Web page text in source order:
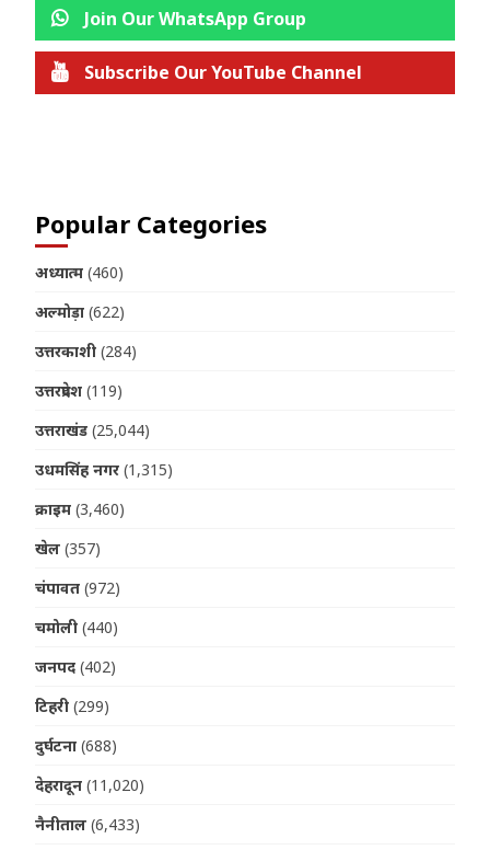
Join Our WhatsApp Group
Subscribe Our YouTube Channel
Popular Categories
अध्यात्म (460)
अल्मोड़ा (622)
उत्तरकाशी (284)
उत्तरप्रदेश (119)
उत्तराखंड (25,044)
उधमसिंह नगर (1,315)
क्राइम (3,460)
खेल (357)
चंपावत (972)
चमोली (440)
जनपद (402)
टिहरी (299)
दुर्घटना (688)
देहरादून (11,020)
नैनीताल (6,433)